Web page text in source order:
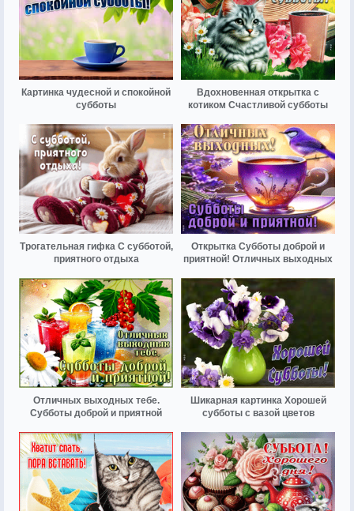
Картинка чудесной и спокойной
субботы
Вдохновенная открытка с
котиком Счастливой субботы
Трогательная гифка С субботой,
приятного отдыха
Открытка Субботы доброй и
приятной! Отличных выходных
Отличных выходных тебе.
Субботы доброй и приятной
Шикарная картинка Хорошей
субботы с вазой цветов